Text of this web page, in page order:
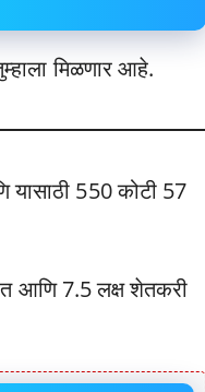
मिळणार आहे.
यासाठी 550 कोटी 57
आणि 7.5 लक्ष शेतकरी